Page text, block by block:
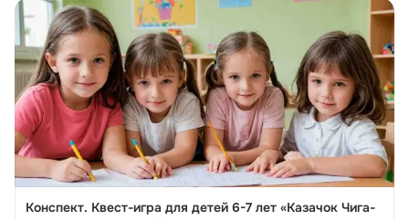
Конспект. Квест-игра для детей 6-7 лет «Казачок Чига-